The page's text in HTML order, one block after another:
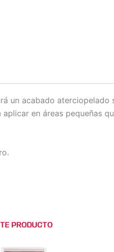
un acabado
en áreas pequeñas
PRODUCTO
producto